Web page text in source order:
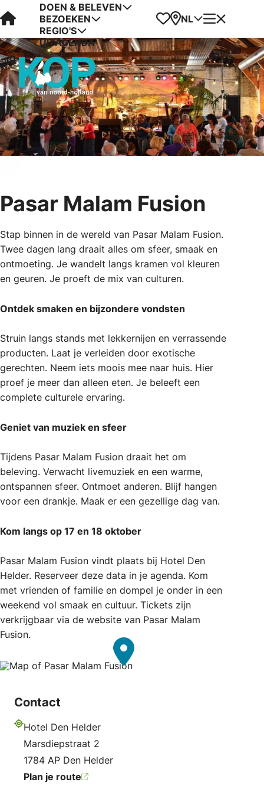
Visit Kop van Holland
DOEN & BELEVEN
BEZOEKEN
REGIO'S
UITAGENDA
Favorieten
Kaart
NL Menu
Pasar Malam Fusion
Stap binnen in de wereld van Pasar Malam Fusion.
Twee dagen lang draait alles om sfeer, smaak en
ontmoeting. Je wandelt langs kramen vol kleuren
en geuren. Je proeft de mix van culturen.
Ontdek smaken en bijzondere vondsten
Struin langs stands met lekkernijen en verrassende
producten. Laat je verleiden door exotische
gerechten. Neem iets moois mee naar huis. Hier
proef je meer dan alleen eten. Je beleeft een
complete culturele ervaring.
Geniet van muziek en sfeer
Tijdens Pasar Malam Fusion draait het om
beleving. Verwacht livemuziek en een warme,
ontspannen sfeer. Ontmoet anderen. Blijf hangen
voor een drankje. Maak er een gezellige dag van.
Kom langs op 17 en 18 oktober
Pasar Malam Fusion vindt plaats bij Hotel Den
Helder. Reserveer deze data in je agenda. Kom
met vrienden of familie en dompel je onder in een
weekend vol smaak en cultuur. Tickets zijn
verkrijgbaar via de website van Pasar Malam
Fusion.
Contact
Hotel Den Helder
Marsdiepstraat 2
1784 AP Den Helder
Plan je route